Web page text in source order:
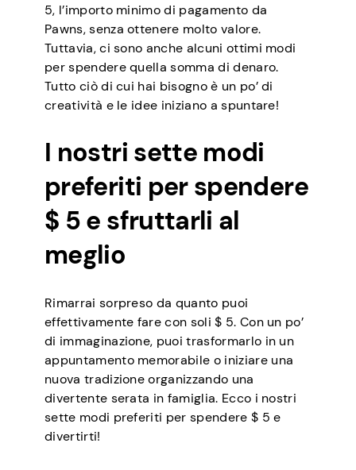
5, l’importo minimo di pagamento da
Pawns, senza ottenere molto valore.
Tuttavia, ci sono anche alcuni ottimi modi
per spendere quella somma di denaro.
Tutto ciò di cui hai bisogno è un po’ di
creatività e le idee iniziano a spuntare!
I nostri sette modi
preferiti per spendere
$ 5 e sfruttarli al
meglio
Rimarrai sorpreso da quanto puoi
effettivamente fare con soli $ 5. Con un po’
di immaginazione, puoi trasformarlo in un
appuntamento memorabile o iniziare una
nuova tradizione organizzando una
divertente serata in famiglia. Ecco i nostri
sette modi preferiti per spendere $ 5 e
divertirti!